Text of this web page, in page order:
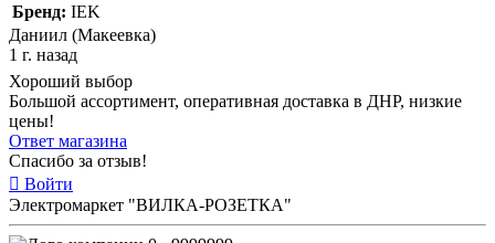
Бренд: IEK
Даниил (Макеевка)
1 г. назад
Хороший выбор
Большой ассортимент, оперативная доставка в ДНР, низкие
цены!
Ответ магазина
Спасибо за отзыв!
Войти
Электромаркет "ВИЛКА-РОЗЕТКА"